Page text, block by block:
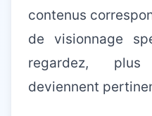
contenus
de visionnage
regardez,
deviennent